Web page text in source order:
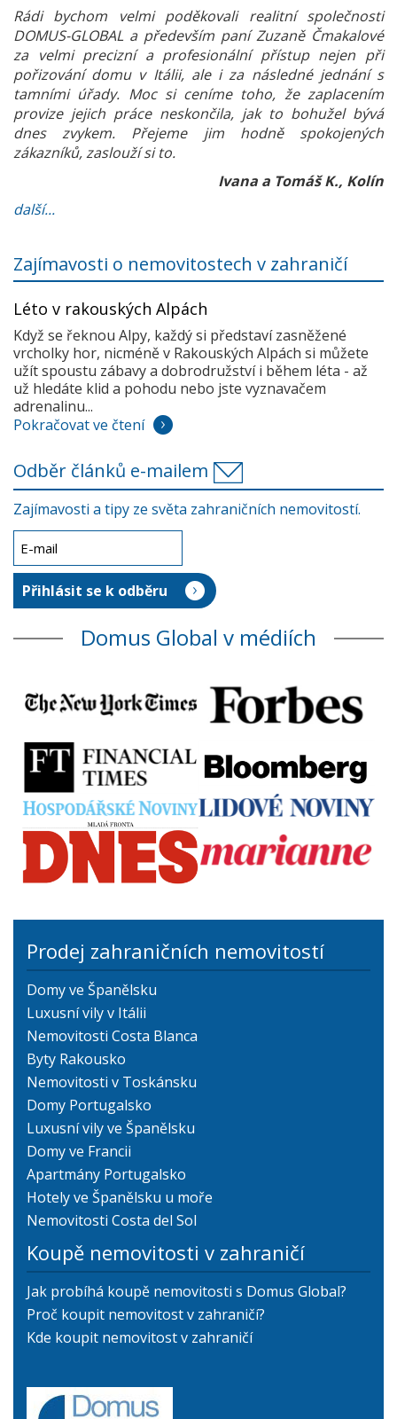
Rádi bychom velmi poděkovali realitní společnosti
DOMUS-GLOBAL a především paní Zuzaně Čmakalové
za velmi precizní a profesionální přístup nejen při
pořizování domu v Itálii, ale i za následné jednání s
tamními úřady. Moc si ceníme toho, že zaplacením
provize jejich práce neskončila, jak to bohužel bývá
dnes zvykem. Přejeme jim hodně spokojených
zákazníků, zaslouží si to.
Ivana a Tomáš K., Kolín
další...
Zajímavosti o nemovitostech v zahraničí
Léto v rakouských Alpách
Když se řeknou Alpy, každý si představí zasněžené
vrcholky hor, nicméně v Rakouských Alpách si můžete
užít spoustu zábavy a dobrodružství i během léta - až
už hledáte klid a pohodu nebo jste vyznavačem
adrenalinu...
Pokračovat ve čtení
Odběr článků e-mailem
Zajímavosti a tipy ze světa zahraničních nemovitostí.
Domus Global v médiích
Prodej zahraničních nemovitostí
Domy ve Španělsku
Luxusní vily v Itálii
Nemovitosti Costa Blanca
Byty Rakousko
Nemovitosti v Toskánsku
Domy Portugalsko
Luxusní vily ve Španělsku
Domy ve Francii
Apartmány Portugalsko
Hotely ve Španělsku u moře
Nemovitosti Costa del Sol
Koupě nemovitosti v zahraničí
Jak probíhá koupě nemovitosti s Domus Global?
Proč koupit nemovitost v zahraničí?
Kde koupit nemovitost v zahraničí